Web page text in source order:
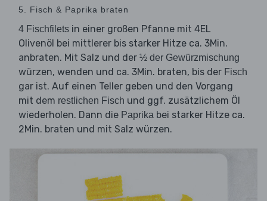
5. Fisch & Paprika braten
4 Fischfilets in einer großen Pfanne mit 4EL
Olivenöl bei mittlerer bis starker Hitze ca. 3Min.
anbraten. Mit Salz und der ½ der Gewürzmischung
würzen, wenden und ca. 3Min. braten, bis der Fisch
gar ist. Auf einen Teller geben und den Vorgang
mit dem restlichen Fisch und ggf. zusätzlichem Öl
wiederholen. Dann die Paprika bei starker Hitze ca.
2Min. braten und mit Salz würzen.